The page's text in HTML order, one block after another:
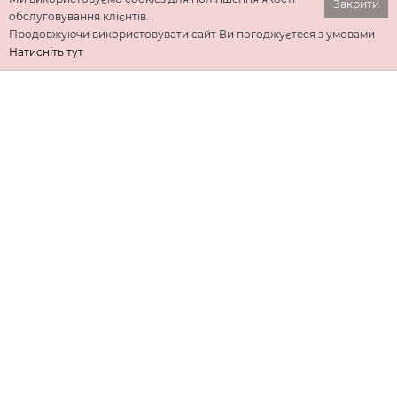
Закрити
обслуговування клієнтів. .
Продовжуючи використовувати сайт Ви погоджуєтеся з умовами
Натисніть тут